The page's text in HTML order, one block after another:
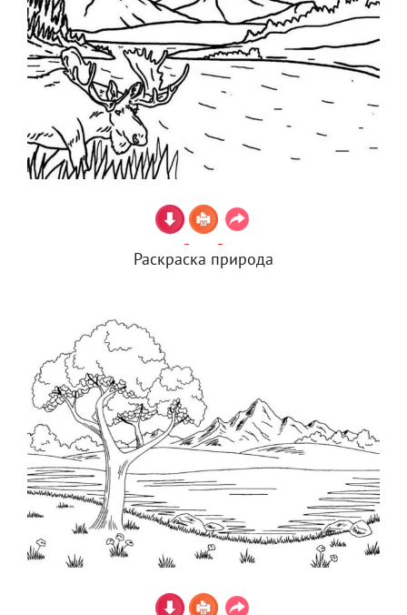
Раскраска природа